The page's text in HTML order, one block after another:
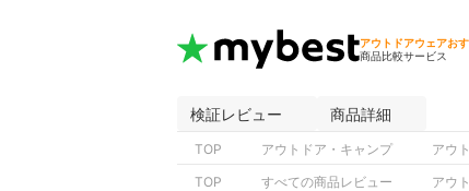
アウトドアウェアお
商品比較サービス
検証レビュー 商品詳細
TOP アウトドア・キャンプ アウ
TOP すべての商品レビュー アウ